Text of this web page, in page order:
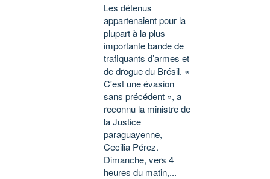
Les détenus
appartenaient pour la
plupart à la plus
importante bande de
trafiquants d’armes et
de drogue du Brésil. «
C'est une évasion
sans précédent », a
reconnu la ministre de
la Justice
paraguayenne,
Cecilia Pérez.
Dimanche, vers 4
heures du matin,...